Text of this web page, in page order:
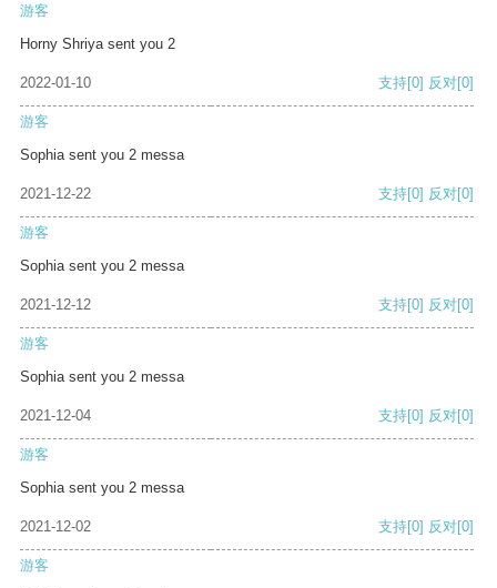
游客
Horny Shriya sent you 2
2022-01-10 支持[0] 反对[0]
游客
Sophia sent you 2 messa
2021-12-22 支持[0] 反对[0]
游客
Sophia sent you 2 messa
2021-12-12 支持[0] 反对[0]
游客
Sophia sent you 2 messa
2021-12-04 支持[0] 反对[0]
游客
Sophia sent you 2 messa
2021-12-02 支持[0] 反对[0]
游客